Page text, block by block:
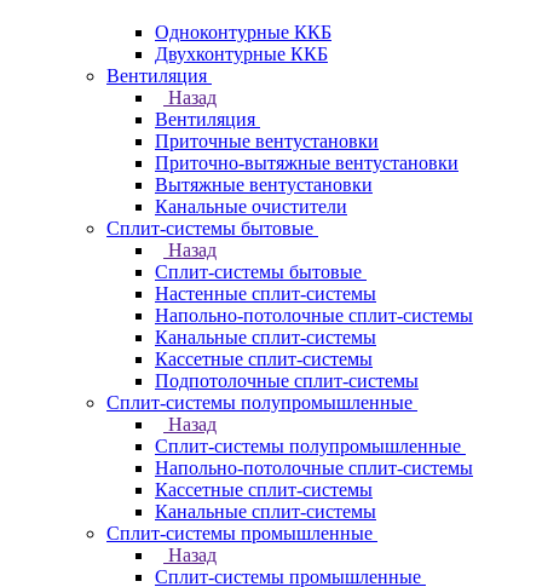
Одноконтурные ККБ
Двухконтурные ККБ
Вентиляция
Назад
Вентиляция
Приточные вентустановки
Приточно-вытяжные вентустановки
Вытяжные вентустановки
Канальные очистители
Сплит-системы бытовые
Назад
Сплит-системы бытовые
Настенные сплит-системы
Напольно-потолочные сплит-системы
Канальные сплит-системы
Кассетные сплит-системы
Подпотолочные сплит-системы
Сплит-системы полупромышленные
Назад
Сплит-системы полупромышленные
Напольно-потолочные сплит-системы
Кассетные сплит-системы
Канальные сплит-системы
Сплит-системы промышленные
Назад
Сплит-системы промышленные